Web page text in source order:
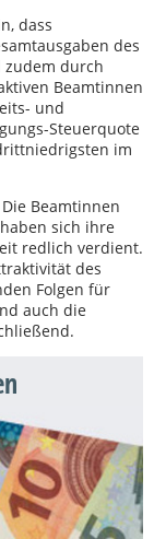
dass
des
zudem durch
Beamtinnen
und
Steuerquote
im
Beamtinnen
sich ihre
redlich verdient.
des
Folgen für
auch die